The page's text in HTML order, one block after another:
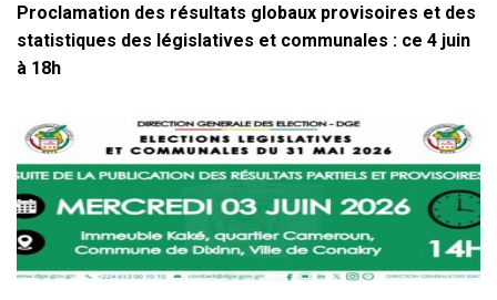
Proclamation des résultats globaux provisoires et des
statistiques des législatives et communales : ce 4 juin
à 18h